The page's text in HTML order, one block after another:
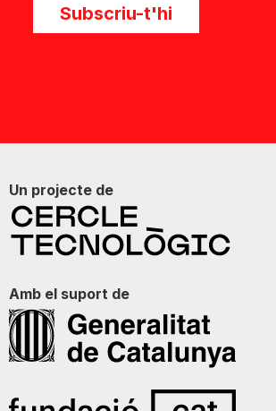
Subscriu-t'hi
Un projecte de
Amb el suport de